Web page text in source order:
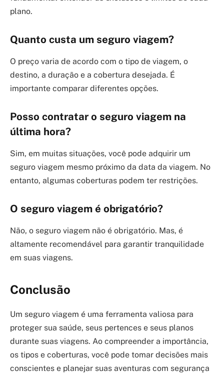
plano.
Quanto custa um seguro viagem?
O preço varia de acordo com o tipo de viagem, o
destino, a duração e a cobertura desejada. É
importante comparar diferentes opções.
Posso contratar o seguro viagem na
última hora?
Sim, em muitas situações, você pode adquirir um
seguro viagem mesmo próximo da data da viagem. No
entanto, algumas coberturas podem ter restrições.
O seguro viagem é obrigatório?
Não, o seguro viagem não é obrigatório. Mas, é
altamente recomendável para garantir tranquilidade
em suas viagens.
Conclusão
Um seguro viagem é uma ferramenta valiosa para
proteger sua saúde, seus pertences e seus planos
durante suas viagens. Ao compreender a importância,
os tipos e coberturas, você pode tomar decisões mais
conscientes e planejar suas aventuras com segurança